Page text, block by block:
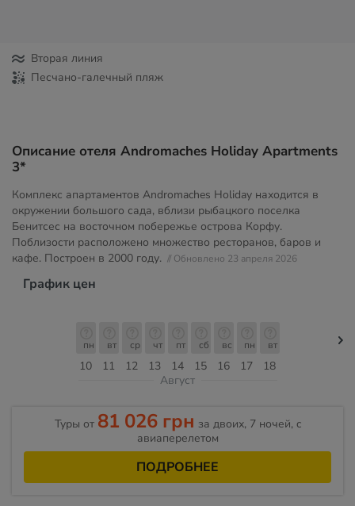
Вторая линия
Песчано-галечный пляж
Описание отеля Andromaches Holiday Apartments
3*
Комплекс апартаментов Andromaches Holiday находится в
окружении большого сада, вблизи рыбацкого поселка
Бенитсес на восточном побережье острова Корфу.
Поблизости расположено множество ресторанов, баров и
кафе. Построен в 2000 году. // Обновлено 23 апреля 2026
График цен
10
пн
11
вт
12
ср
13
чт
14
пт
15
сб
16
вс
17
пн
18
вт
Август
Туры от 81 026 грн за двоих, 7 ночей, c
авиаперелетом
ПОДРОБНЕЕ